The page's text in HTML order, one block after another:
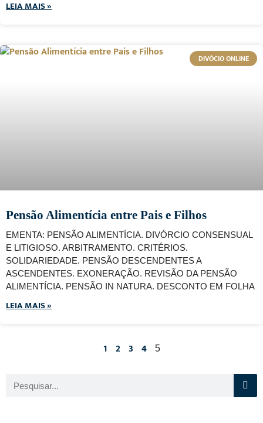
LEIA MAIS »
DIVÓCIO ONLINE
Pensão Alimentícia entre Pais e Filhos
EMENTA: PENSÃO ALIMENTÍCIA. DIVÓRCIO CONSENSUAL
E LITIGIOSO. ARBITRAMENTO. CRITÉRIOS.
SOLIDARIEDADE. PENSÃO DESCENDENTES A
ASCENDENTES. EXONERAÇÃO. REVISÃO DA PENSÃO
ALIMENTÍCIA. PENSÃO IN NATURA. DESCONTO EM FOLHA
LEIA MAIS »
1 2 3 4 5